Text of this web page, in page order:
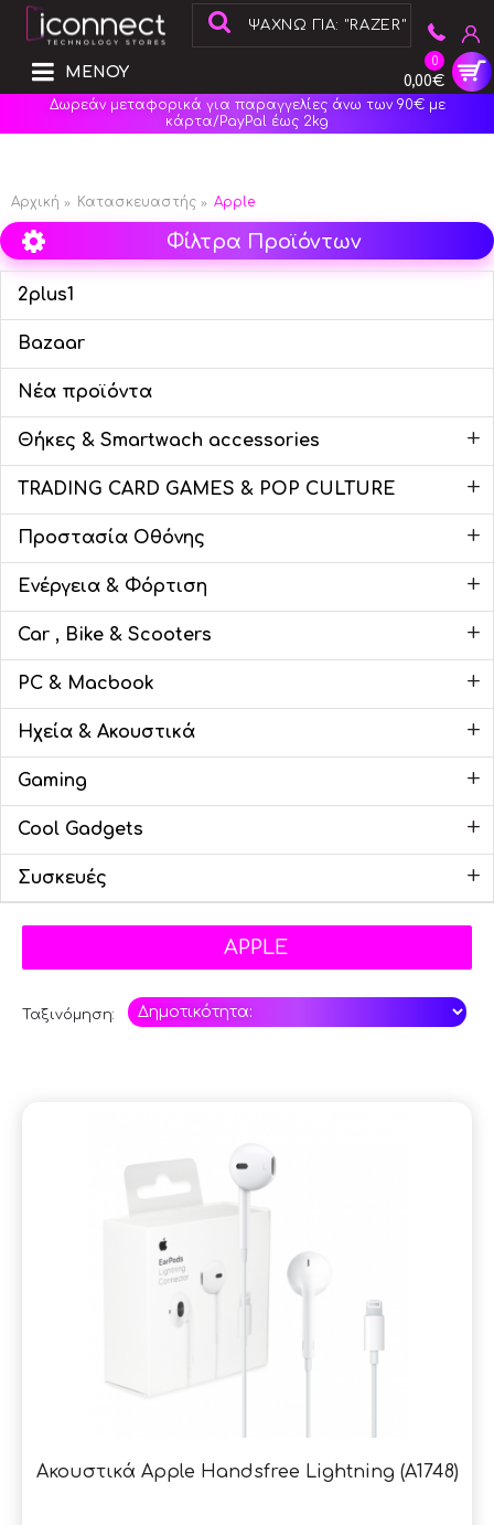
0
0,00€
ΜΕΝΟΥ
Δωρεάν μεταφορικά για παραγγελίες άνω των 90€ με
κάρτα/PayPal έως 2kg
Αρχική Κατασκευαστής Apple
Φίλτρα Προϊόντων
2plus1
Bazaar
Νέα προϊόντα
Θήκες & Smartwach accessories +
TRADING CARD GAMES & POP CULTURE +
Προστασία Οθόνης +
Ενέργεια & Φόρτιση +
Car , Bike & Scooters +
PC & Macbook +
Ηχεία & Ακουστικά +
Gaming +
Cool Gadgets +
Συσκευές +
APPLE
Ταξινόμηση:
Ακουστικά Apple Handsfree Lightning (A1748)